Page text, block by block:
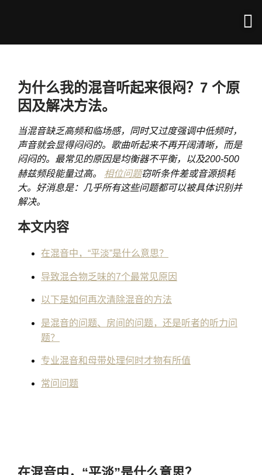
为什么我的混音听起来很闷？7 个原
因及解决方法。
当混音缺乏高频和临场感，同时又过度强调中低频时，
声音就会显得闷闷的。歌曲听起来不再开阔清晰，而是
闷闷的。最常见的原因是均衡器不平衡，以及200-500
赫兹频段能量过高。 相位问题窃听条件差或音源损耗
大。好消息是：几乎所有这些问题都可以被具体识别并
解决。
本文内容
在混音中，“平淡”是什么意思？
导致混合物乏味的7个最常见原因
以下是如何再次清除混音的方法
是混音的问题、房间的问题，还是听者的听力问
题？
专业混音和母带处理何时才物有所值
常问问题